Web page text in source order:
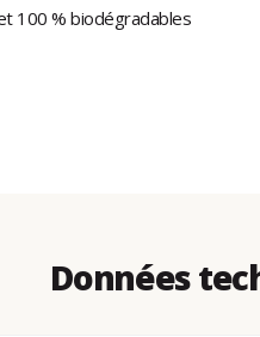
100 % biodégradables
Données